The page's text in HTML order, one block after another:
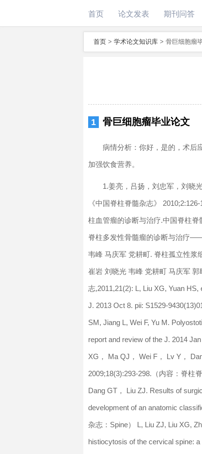
首页 论文发表 期刊问答
首页 > 学术论文知识库 > 骨巨细胞瘤
骨巨细胞瘤毕业论文
病情分析：你好，是的，术后
加强饮食营养。
1.姜亮，吕扬，刘忠军，刘晓
《中国脊柱脊髓杂志》
柱血管瘤的诊断与治疗.中国脊柱
脊柱多发性骨髓瘤的诊断与治疗
韦峰 马庆军 党耕町. 脊柱孤立性浆
崔岩 刘晓光 韦峰 党耕町 马庆军
志,2011,21(2): L, Liu XG, Yuan
J. 2013 Oct 8. pii: S1529-
SM, Jiang L, Wei F, Yu M.
report and review of the J. 2014
XG， Ma QJ， Wei F， Lv Y，
2009;18(3):293-298.（内容：脊柱
Dang GT， Liu ZJ. Results of
development of an anatomic
杂志：Spine） L, Liu ZJ, Liu XG,
histiocytosis of the cervical spine: